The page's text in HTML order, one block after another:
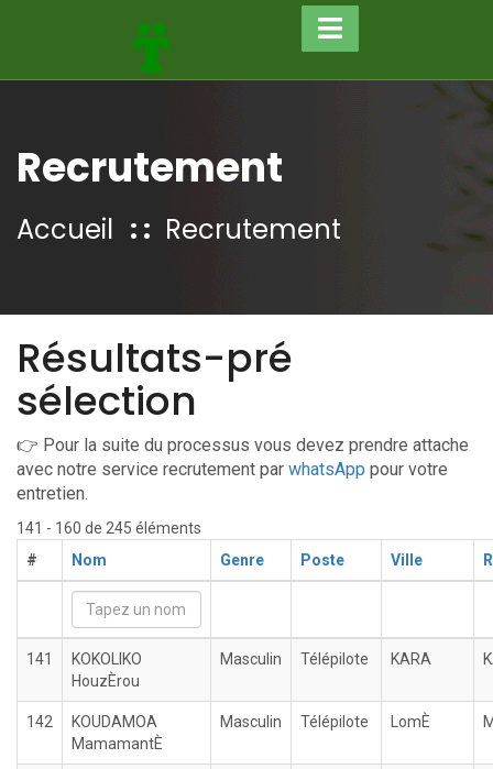
Recrutement
Accueil Recrutement
Résultats-pré
sélection
👉 Pour la suite du processus vous devez prendre attache
avec notre service recrutement par whatsApp pour votre
entretien.
141 - 160 de 245 éléments
#
Nom Genre Poste Ville
141
KOKOLIKO
HouzÈrou
Masculin Télépilote KARA
142
KOUDAMOA
MamamantÈ
Masculin Télépilote LomÈ